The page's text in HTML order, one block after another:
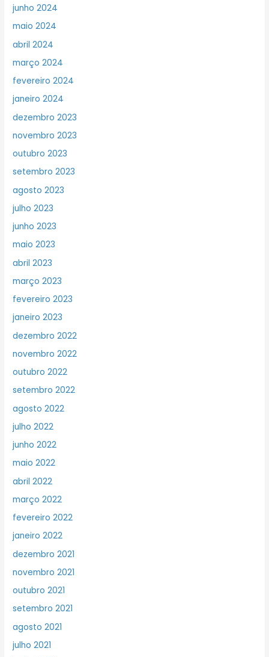
junho 2024
maio 2024
abril 2024
março 2024
fevereiro 2024
janeiro 2024
dezembro 2023
novembro 2023
outubro 2023
setembro 2023
agosto 2023
julho 2023
junho 2023
maio 2023
abril 2023
março 2023
fevereiro 2023
janeiro 2023
dezembro 2022
novembro 2022
outubro 2022
setembro 2022
agosto 2022
julho 2022
junho 2022
maio 2022
abril 2022
março 2022
fevereiro 2022
janeiro 2022
dezembro 2021
novembro 2021
outubro 2021
setembro 2021
agosto 2021
julho 2021